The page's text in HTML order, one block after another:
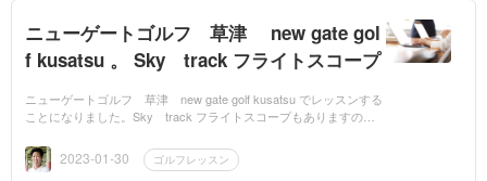
ニューゲートゴルフ 草津 new gate gol
f kusatsu 。 Sky track フライトスコープ
ニューゲートゴルフ 草津 new gate golf kusatsu でレッスンする
ことになりました。Sky track フライトスコープもありますの
す...
2023-01-30 ゴルフレッスン